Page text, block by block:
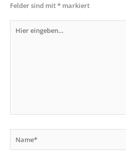
Felder sind mit* markiert
eingeben…